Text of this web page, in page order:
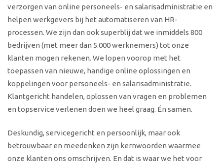
verzorgen van online personeels- en salarisadministratie en
helpen werkgevers bij het automatiseren van HR-
processen. We zijn dan ook superblij dat we inmiddels 800
bedrijven (met meer dan 5.000 werknemers) tot onze
klanten mogen rekenen. We lopen voorop met het
toepassen van nieuwe, handige online oplossingen en
koppelingen voor personeels- en salarisadministratie.
Klantgericht handelen, oplossen van vragen en problemen
en topservice verlenen doen we heel graag. Én samen.
Deskundig, servicegericht en persoonlijk, maar ook
betrouwbaar en meedenken zijn kernwoorden waarmee
onze klanten ons omschrijven. En dat is waar we het voor